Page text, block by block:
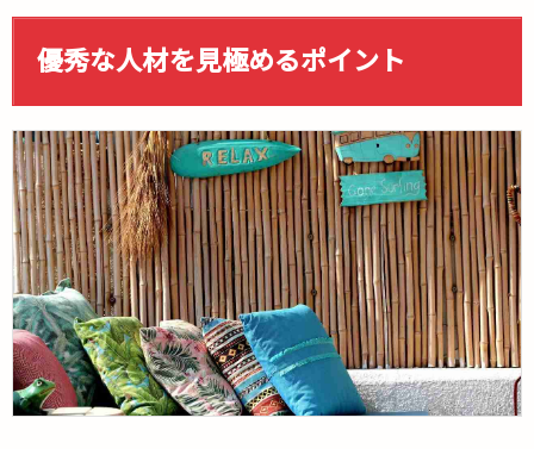
の見
と具
体化
3.3.
魅力
的な
求人
票の
作成
3.4.
適切
な報
酬・
優秀な人材を見極めるポイント